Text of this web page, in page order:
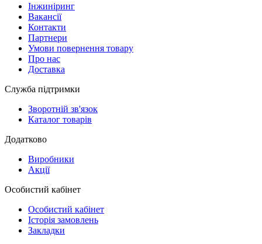
Інжиніринг
Вакансії
Контакти
Партнери
Умови повернення товару
Про нас
Доставка
Служба підтримки
Зворотній зв'язок
Каталог товарів
Додатково
Виробники
Акції
Особистий кабінет
Особистий кабінет
Історія замовлень
Закладки